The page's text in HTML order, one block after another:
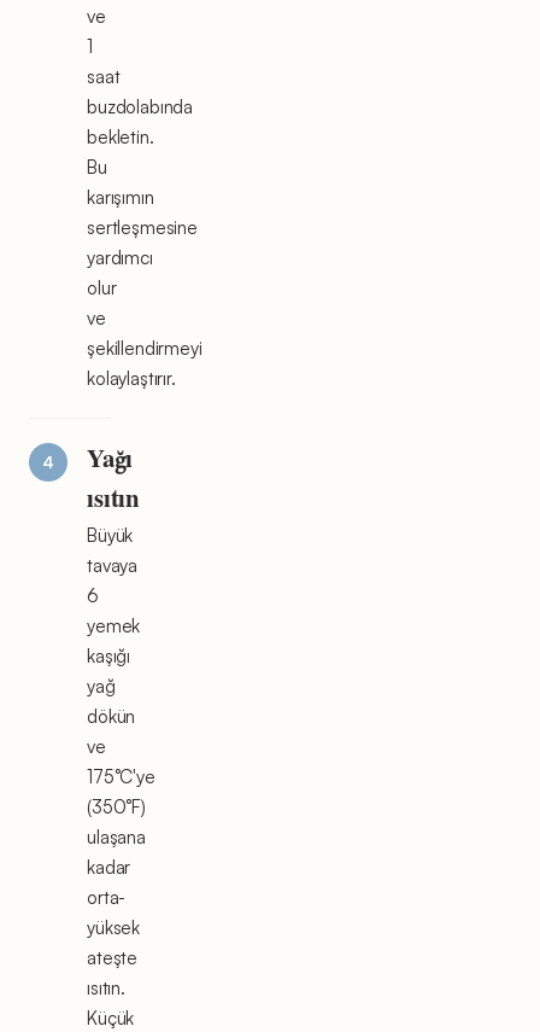
ve
1
saat
buzdolabında
bekletin.
Bu
karışımın
sertleşmesine
yardımcı
olur
ve
şekillendirmeyi
kolaylaştırır.
Yağı
ısıtın
Büyük
tavaya
6
yemek
kaşığı
yağ
dökün
ve
175°C'ye
(350°F)
ulaşana
kadar
orta-
yüksek
ateşte
ısıtın.
Küçük